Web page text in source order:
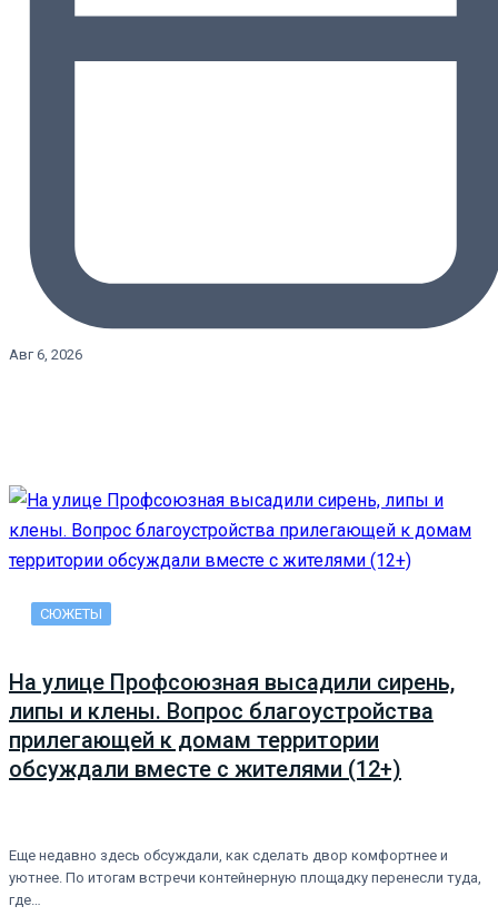
Авг 6, 2026
СЮЖЕТЫ
На улице Профсоюзная высадили сирень,
липы и клены. Вопрос благоустройства
прилегающей к домам территории
обсуждали вместе с жителями (12+)
Еще недавно здесь обсуждали, как сделать двор комфортнее и
уютнее. По итогам встречи контейнерную площадку перенесли туда,
где…